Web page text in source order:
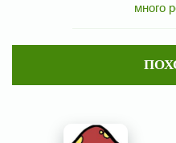
много